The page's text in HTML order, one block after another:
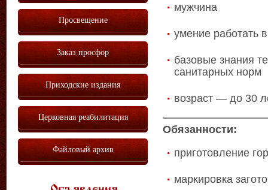
мужчина
умение работать
базовые знания
санитарных норм
возраст — до 30
Обязанности:
приготовление
маркировка
Просвещение
Заказ просфор
Приходские издания
Церковная реабилитация
Файловый архив